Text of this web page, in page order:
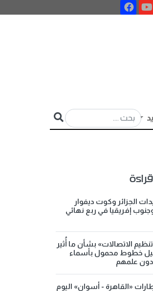
الجزائر وكوت ديفوار
إفريقيا في ربع نهائي
الاتصالات» بشأن ما أُثير
خطوط محمول بأسماء
علمهم
«القاهرة - أسوان» اليوم